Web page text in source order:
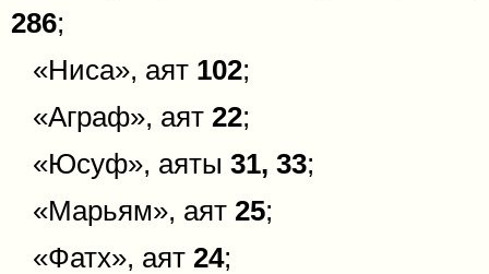
286;
«Ниса», аят 102;
«Аграф», аят 22;
«Юсуф», аяты 31, 33;
«Марьям», аят 25;
«Фатх», аят 24;